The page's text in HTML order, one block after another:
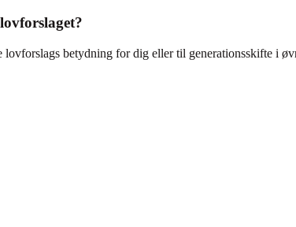
lovforslags betydning for dig eller til generationsskifte i